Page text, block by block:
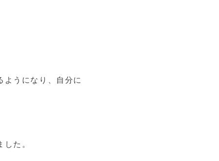
ようになり、自分に
た。